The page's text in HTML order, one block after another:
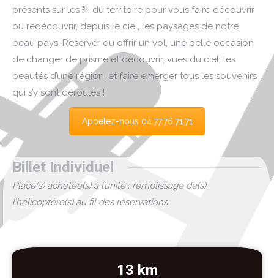
présents sur les ¾ du territoire pour vous faire découvrir
ou redécouvrir, depuis le ciel, les paysages de notre
beau pays. Réserver ou offrir un vol, une belle occasion
de changer de prisme et découvrir, vues du ciel, les
beautés d’une région, et faire émerger tous les souvenirs
qui s’y sont déroulés !
Appelez-nous 04.77.76.71.71
Billet Individuel
Place(s) achetée(s) à l’unité : remplissage de(s)
l’hélicoptère(s) au fil des réservations
13 km